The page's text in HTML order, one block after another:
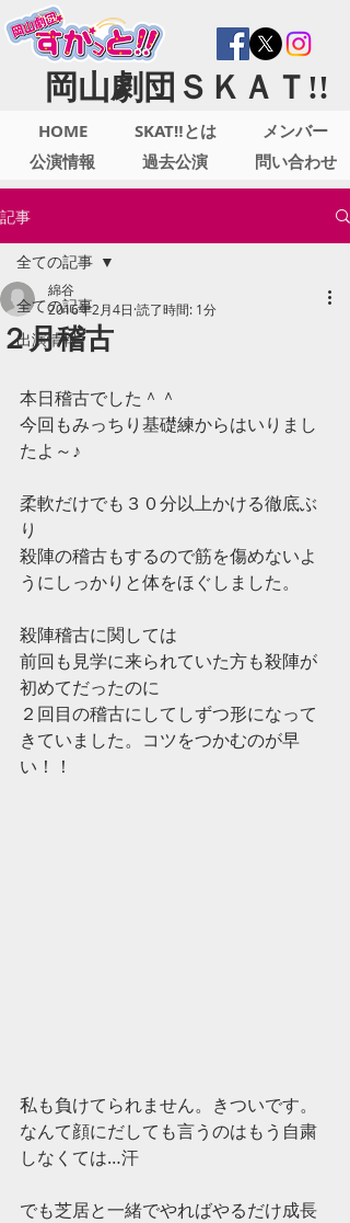
岡山劇団ＳＫＡＴ!!
HOME
公演情報
SKAT‼とは
過去公演
メンバー
問い合わせ
記事
全ての記事
出演情報
全ての記事
２月稽古
綿谷
2016年2月4日 読了時間: 1分
本日稽古でした＾＾
今回もみっちり基礎練からはいりまし
たよ～♪
柔軟だけでも３０分以上かける徹底ぶ
り
殺陣の稽古もするので筋を傷めないよ
うにしっかりと体をほぐしました。
殺陣稽古に関しては
前回も見学に来られていた方も殺陣が
初めてだったのに
２回目の稽古にしてしずつ形になって
きていました。コツをつかむのが早
い！！
私も負けてられません。きついです。
なんて顔にだしても言うのはもう自粛
しなくては…汗
でも芝居と一緒でやればやるだけ成長